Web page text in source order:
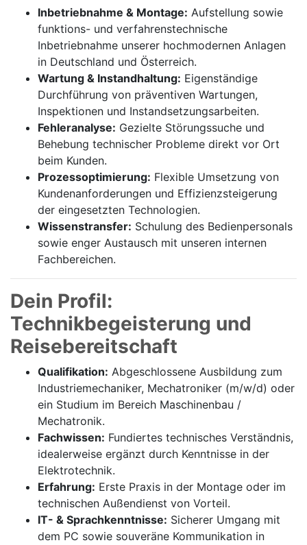
Inbetriebnahme & Montage: Aufstellung sowie
funktions- und verfahrenstechnische
Inbetriebnahme unserer hochmodernen Anlagen
in Deutschland und Österreich.
Wartung & Instandhaltung: Eigenständige
Durchführung von präventiven Wartungen,
Inspektionen und Instandsetzungsarbeiten.
Fehleranalyse: Gezielte Störungssuche und
Behebung technischer Probleme direkt vor Ort
beim Kunden.
Prozessoptimierung: Flexible Umsetzung von
Kundenanforderungen und Effizienzsteigerung
der eingesetzten Technologien.
Wissenstransfer: Schulung des Bedienpersonals
sowie enger Austausch mit unseren internen
Fachbereichen.
Dein Profil:
Technikbegeisterung und
Reisebereitschaft
Qualifikation: Abgeschlossene Ausbildung zum
Industriemechaniker, Mechatroniker (m/w/d) oder
ein Studium im Bereich Maschinenbau /
Mechatronik.
Fachwissen: Fundiertes technisches Verständnis,
idealerweise ergänzt durch Kenntnisse in der
Elektrotechnik.
Erfahrung: Erste Praxis in der Montage oder im
technischen Außendienst von Vorteil.
IT- & Sprachkenntnisse: Sicherer Umgang mit
dem PC sowie souveräne Kommunikation in